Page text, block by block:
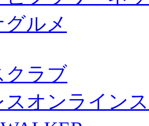
ルメ
クラブ
スオンライン